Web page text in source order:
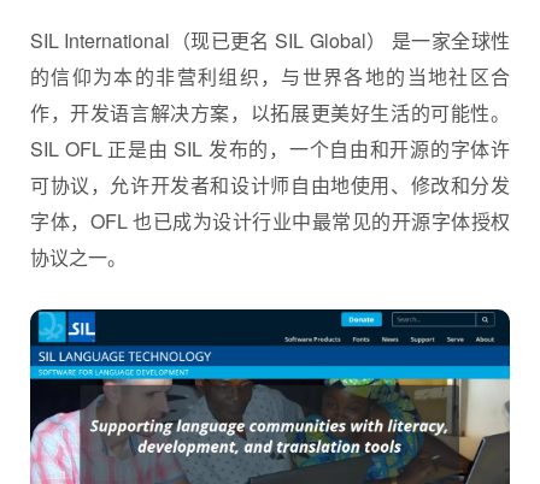
SIL International（现已更名 SIL Global）
是一家全球性
的信仰为本的非营利组织，与世界各地的当地社区合
作，开发语言解决方案，以拓展更美好生活的可能性。
SIL OFL 正是由 SIL 发布的，一个自由和开源的字体许
可协议，允许开发者和设计师自由地使用、修改和分发
字体，OFL 也已成为设计行业中最常见的开源字体授权
协议之一。